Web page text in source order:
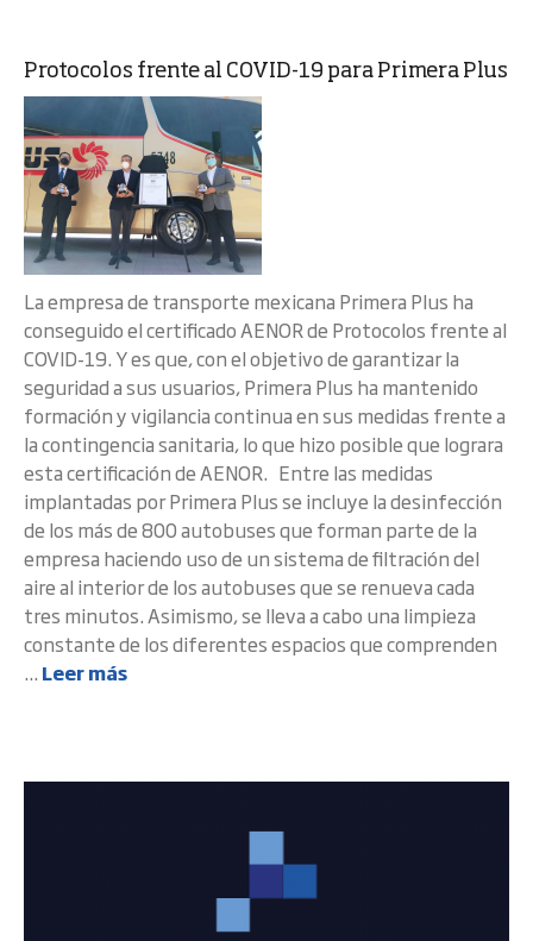
Protocolos frente al COVID-19 para Primera Plus
La empresa de transporte mexicana Primera Plus ha
conseguido el certificado AENOR de Protocolos frente al
COVID-19. Y es que, con el objetivo de garantizar la
seguridad a sus usuarios, Primera Plus ha mantenido
formación y vigilancia continua en sus medidas frente a
la contingencia sanitaria, lo que hizo posible que lograra
esta certificación de AENOR. Entre las medidas
implantadas por Primera Plus se incluye la desinfección
de los más de 800 autobuses que forman parte de la
empresa haciendo uso de un sistema de filtración del
aire al interior de los autobuses que se renueva cada
tres minutos. Asimismo, se lleva a cabo una limpieza
constante de los diferentes espacios que comprenden
... Leer más